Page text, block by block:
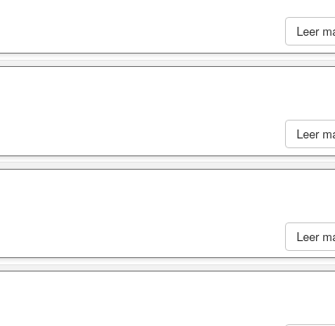
Leer
Leer
Leer